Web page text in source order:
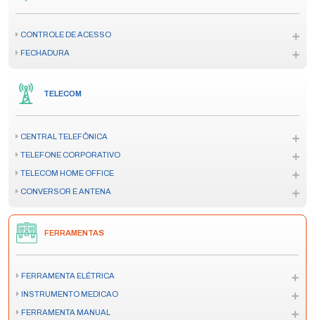
CONTROLE DE ACESSO
FECHADURA
TELECOM
CENTRAL TELEFÔNICA
TELEFONE CORPORATIVO
TELECOM HOME OFFICE
CONVERSOR E ANTENA
FERRAMENTAS
FERRAMENTA ELÉTRICA
INSTRUMENTO MEDICAO
FERRAMENTA MANUAL